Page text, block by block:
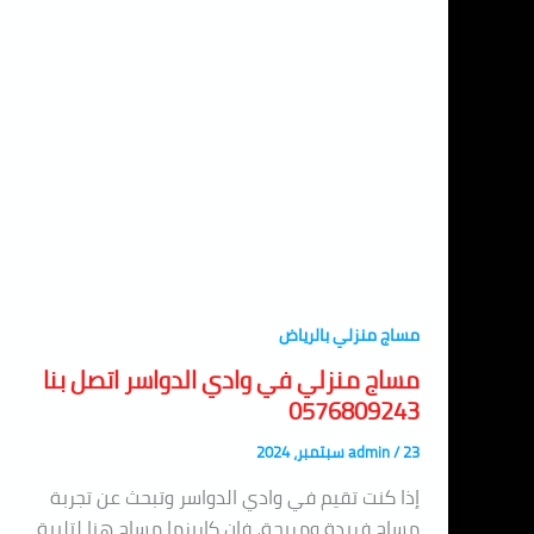
مساج منزلي بالرياض
مساج منزلي في وادي الدواسر اتصل بنا
0576809243
admin/23 سبتمبر، 2024
إذا كنت تقيم في وادي الدواسر وتبحث عن تجربة